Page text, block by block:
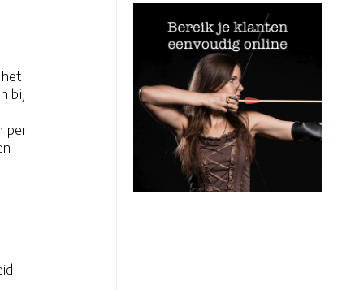
het
bij
per